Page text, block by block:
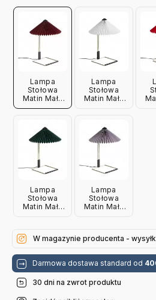
Lampa
Stołowa
Matin Mała
Czerwona
Lampa
Stołowa
Matin Mała
Lampa
Stołowa
Matin Mała
Lampa
Stołowa
Matin Mała
W magazynie producenta -
Darmowa dostawa standard od
30 dni na zwrot produktu